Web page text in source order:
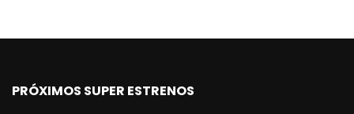
PRÓXIMOS SUPER ESTRENOS